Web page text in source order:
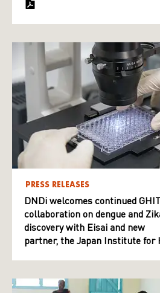
PRESS RELEASES
DNDi welcomes continued
collaboration on dengue and
discovery with Eisai and new
partner, the Japan Institute for